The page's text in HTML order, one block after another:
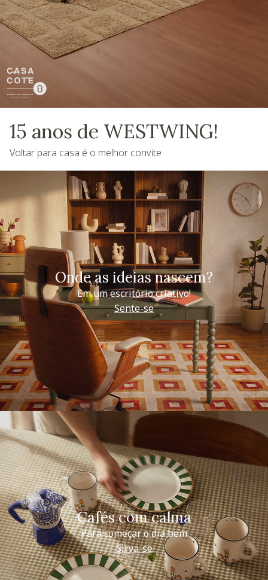
15 anos de WESTWING!
Voltar para casa é o melhor convite
Onde as ideias nascem?
Em um escritório criativo!
Sente-se
Cafés com calma
Para começar o dia bem
Sirva-se